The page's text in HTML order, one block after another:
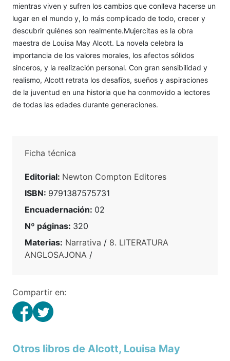
mientras viven y sufren los cambios que conlleva hacerse un
lugar en el mundo y, lo más complicado de todo, crecer y
descubrir quiénes son realmente.Mujercitas es la obra
maestra de Louisa May Alcott. La novela celebra la
importancia de los valores morales, los afectos sólidos
sinceros, y la realización personal. Con gran sensibilidad y
realismo, Alcott retrata los desafíos, sueños y aspiraciones
de la juventud en una historia que ha conmovido a lectores
de todas las edades durante generaciones.
Ficha técnica
Editorial: Newton Compton Editores
ISBN: 9791387575731
Encuadernación: 02
Nº páginas: 320
Materias: Narrativa / 8. LITERATURA
ANGLOSAJONA /
Compartir en:
Otros libros de Alcott, Louisa May